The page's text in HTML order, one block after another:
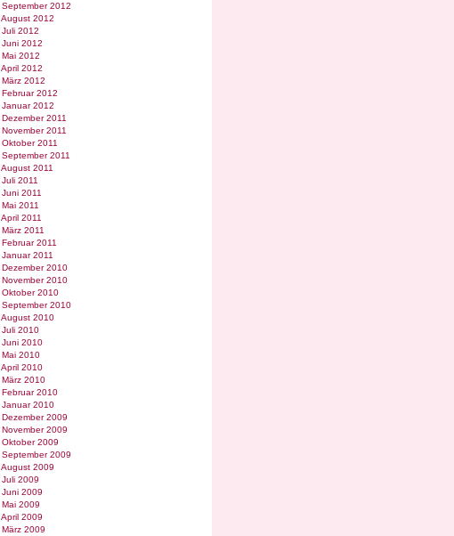
September 2012
August 2012
Juli 2012
Juni 2012
Mai 2012
April 2012
März 2012
Februar 2012
Januar 2012
Dezember 2011
November 2011
Oktober 2011
September 2011
August 2011
Juli 2011
Juni 2011
Mai 2011
April 2011
März 2011
Februar 2011
Januar 2011
Dezember 2010
November 2010
Oktober 2010
September 2010
August 2010
Juli 2010
Juni 2010
Mai 2010
April 2010
März 2010
Februar 2010
Januar 2010
Dezember 2009
November 2009
Oktober 2009
September 2009
August 2009
Juli 2009
Juni 2009
Mai 2009
April 2009
März 2009